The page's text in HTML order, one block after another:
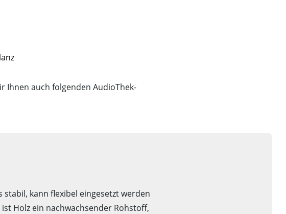
Ihnen auch folgenden AudioThek-
kann flexibel eingesetzt werden
Holz ein nachwachsender Rohstoff,